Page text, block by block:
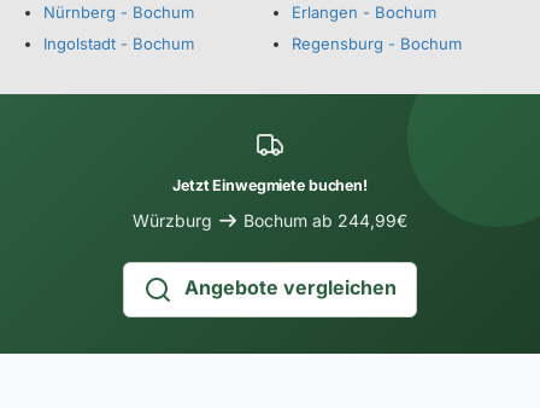
Nürnberg - Bochum
Ingolstadt - Bochum
Erlangen - Bochum
Regensburg - Bochum
Jetzt Einwegmiete buchen!
Würzburg Bochum ab 244,99€
Angebote vergleichen